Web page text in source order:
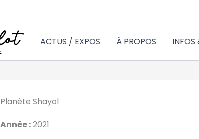
ACTUS / EXPOS À PROPOS INFOS
Planète Shayol
Année :2021